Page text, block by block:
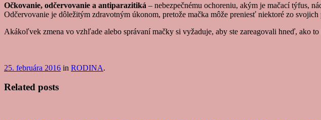
Očkovanie, odčervovanie a antiparazitiká – nebezpečnému ochoreniu, akým je mačací týfus,
Odčervovanie je dôležitým zdravotným úkonom, pretože mačka môže preniesť niektoré zo svojich
Akákoľvek zmena vo vzhľade alebo správaní mačky si vyžaduje, aby ste zareagovali hneď, ako
25. februára 2016 in RODINA.
Related posts